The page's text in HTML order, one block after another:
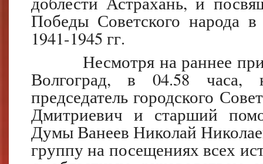
Победы Советского народа
1941-1945 гг.
Несмотря на раннее
Волгоград, в 04.58 часа,
председатель городского
Дмитриевич и старший
Думы Ванеев Николай
группу на посещениях всех